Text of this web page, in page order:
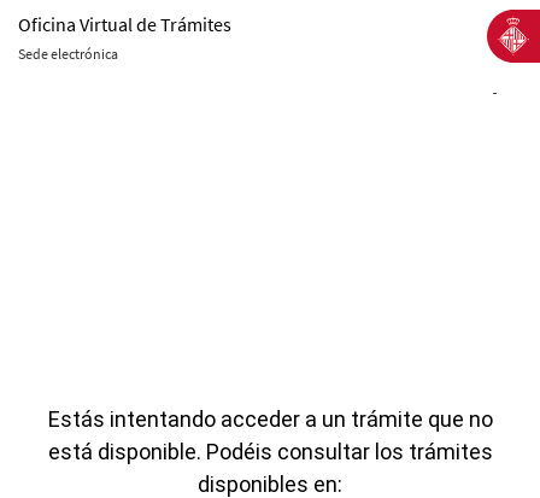
Oficina Virtual de Trámites
Sede electrónica
-
Estás intentando acceder a un trámite que no
está disponible. Podéis consultar los trámites
disponibles en: